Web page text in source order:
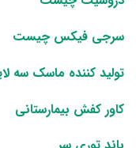
سرجی فیکس چیست
تولید کننده ماسک سه
کاور کفش بیمارستانی